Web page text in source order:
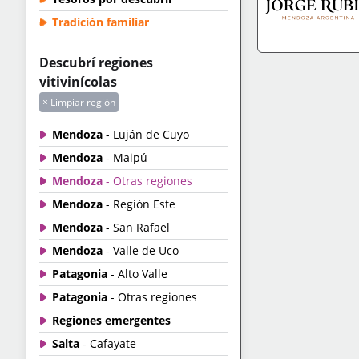
Tradición familiar
Descubrí regiones
vitivinícolas
× Limpiar región
Mendoza - Luján de Cuyo
Mendoza - Maipú
Mendoza - Otras regiones
Mendoza - Región Este
Mendoza - San Rafael
Mendoza - Valle de Uco
Patagonia - Alto Valle
Patagonia - Otras regiones
Regiones emergentes
Salta - Cafayate